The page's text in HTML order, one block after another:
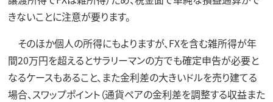
きないことに注意が要ります。
そのほか個人の所得にもよりますが、FXを含む雑所得が年
間20万円を超えるとサラリーマンの方でも確定申告が必要と
なるケースもあること、また金利差の大きいドルを売り建てる
場合、スワップポイント（通貨ペアの金利差を調整する収益また